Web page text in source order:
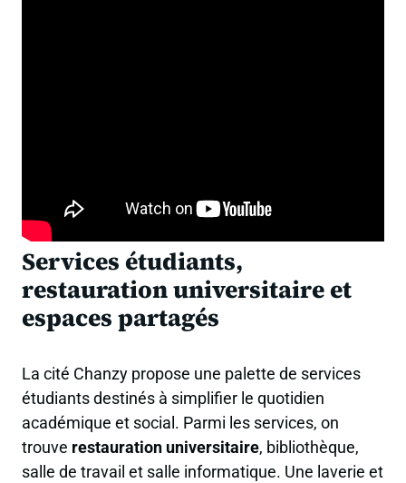
Services étudiants,
restauration universitaire et
espaces partagés
La cité Chanzy propose une palette de services
étudiants destinés à simplifier le quotidien
académique et social. Parmi les services, on
trouve restauration universitaire, bibliothèque,
salle de travail et salle informatique. Une laverie et